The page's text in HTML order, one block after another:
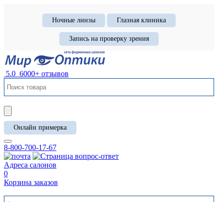
Ночные линзы Глазная клиника
Запись на проверку зрения
5.0 6000+ отзывов
Онлайн примерка
8-800-700-17-67
Адреса салонов
0
Корзина заказов